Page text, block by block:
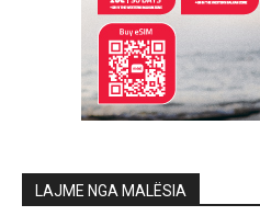
LAJME NGA MALËSIA